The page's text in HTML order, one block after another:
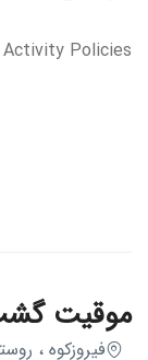
Activity Policies
موقیت
فیروزکوه ،